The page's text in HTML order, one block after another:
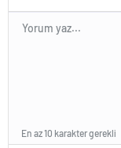
En az 10 karakter gerekli